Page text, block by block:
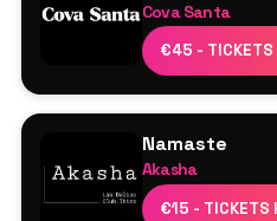
Cova Santa
€45 - TICKETS
Guy Gerber
Namaste
Akasha
€15 - TICKETS
Line-up wird